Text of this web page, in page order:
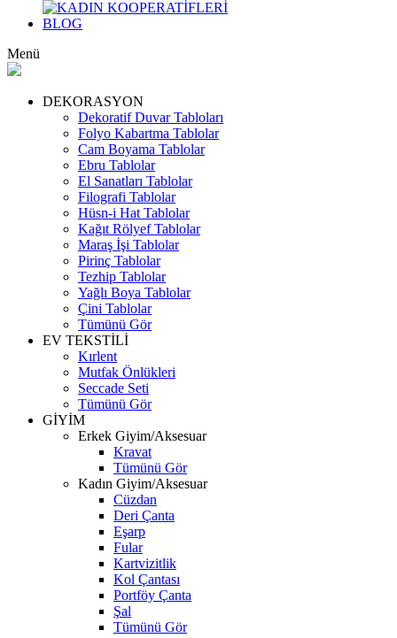
BLOG
Menü
DEKORASYON
Dekoratif Duvar Tabloları
Folyo Kabartma Tablolar
Cam Boyama Tablolar
Ebru Tablolar
El Sanatları Tablolar
Filografi Tablolar
Hüsn-i Hat Tablolar
Kağıt Rölyef Tablolar
Maraş İşi Tablolar
Pirinç Tablolar
Tezhip Tablolar
Yağlı Boya Tablolar
Çini Tablolar
Tümünü Gör
EV TEKSTİLİ
Kırlent
Mutfak Önlükleri
Seccade Seti
Tümünü Gör
GİYİM
Erkek Giyim/Aksesuar
Kravat
Tümünü Gör
Kadın Giyim/Aksesuar
Cüzdan
Deri Çanta
Eşarp
Fular
Kartvizitlik
Kol Çantası
Portföy Çanta
Şal
Tümünü Gör